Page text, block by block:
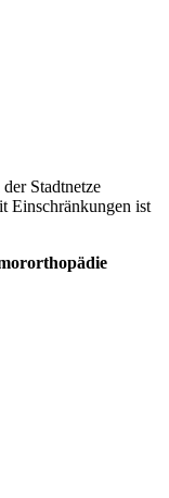
Stadtnetze
Einschränkungen ist